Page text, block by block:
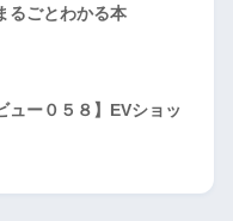
るごとわかる本
ュー０５８】EVショッ